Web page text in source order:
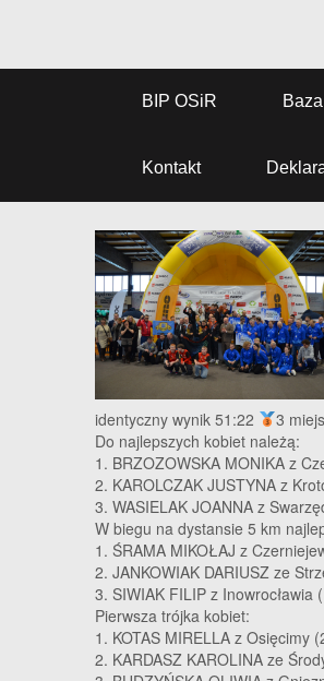
BIP OSiR Baza
Kontakt
identyczny wynik 51:22
3
Do najlepszych kobiet należą:
1. BRZOZOWSKA MONIKA z
2. KAROLCZAK JUSTYNA z
3. WASIELAK JOANNA z
W biegu na dystansie 5 km
1. ŚRAMA MIKOŁAJ z
2. JANKOWIAK DARIUSZ ze
3. SIWIAK FILIP z Inowrocławia
Pierwsza trójka kobiet:
1. KOTAS MIRELLA z Osięcimy
2. KARDASZ KAROLINA ze